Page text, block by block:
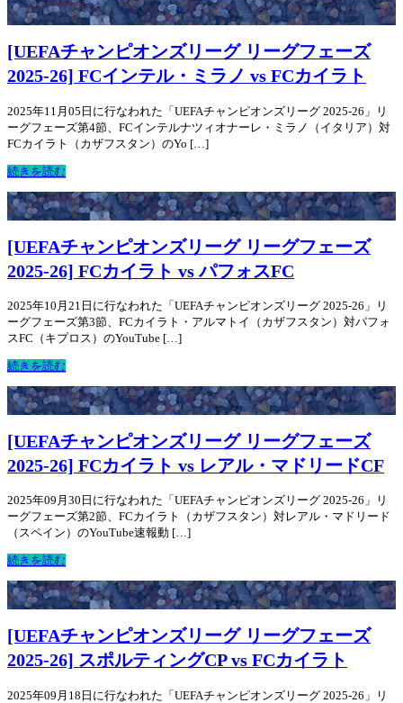
[UEFAチャンピオンズリーグ リーグフェーズ
2025-26] FCインテル・ミラノ vs FCカイラト
2025年11月05日に行なわれた「UEFAチャンピオンズリーグ 2025-26」リ
ーグフェーズ第4節、FCインテルナツィオナーレ・ミラノ（イタリア）対
FCカイラト（カザフスタン）のYo […]
続きを読む
[UEFAチャンピオンズリーグ リーグフェーズ
2025-26] FCカイラト vs パフォスFC
2025年10月21日に行なわれた「UEFAチャンピオンズリーグ 2025-26」リ
ーグフェーズ第3節、FCカイラト・アルマトイ（カザフスタン）対パフォ
スFC（キプロス）のYouTube […]
続きを読む
[UEFAチャンピオンズリーグ リーグフェーズ
2025-26] FCカイラト vs レアル・マドリードCF
2025年09月30日に行なわれた「UEFAチャンピオンズリーグ 2025-26」リ
ーグフェーズ第2節、FCカイラト（カザフスタン）対レアル・マドリード
（スペイン）のYouTube速報動 […]
続きを読む
[UEFAチャンピオンズリーグ リーグフェーズ
2025-26] スポルティングCP vs FCカイラト
2025年09月18日に行なわれた「UEFAチャンピオンズリーグ 2025-26」リ